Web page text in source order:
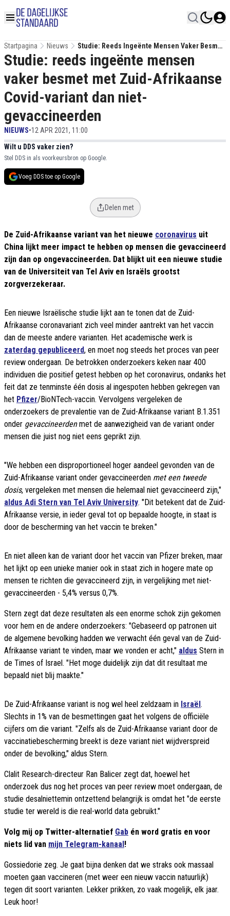
Startpagina Nieuws
Studie: Reeds Ingeënte Mensen Vaker Besmet
Met Zuid-Afrikaanse Covid-Variant Dan Niet-
Gevaccineerden
Studie: reeds ingeënte mensen
vaker besmet met Zuid-Afrikaanse
Covid-variant dan niet-
gevaccineerden
NIEUWS•12 APR 2021, 11:00
Wilt u DDS vaker zien?
Stel DDS in als voorkeursbron op Google.
Voeg DDS toe op Google
Delen met
De Zuid-Afrikaanse variant van het nieuwe coronavirus uit
China lijkt meer impact te hebben op mensen die gevaccineerd
zijn dan op ongevaccineerden. Dat blijkt uit een nieuwe studie
van de Universiteit van Tel Aviv en Israëls grootst
zorgverzekeraar.
Een nieuwe Israëlische studie lijkt aan te tonen dat de Zuid-
Afrikaanse coronavariant zich veel minder aantrekt van het vaccin
dan de meeste andere varianten. Het academische werk is
zaterdag gepubliceerd, en moet nog steeds het proces van peer
review ondergaan. De betrokken onderzoekers keken naar 400
individuen die positief getest hebben op het coronavirus, ondanks het
feit dat ze tenminste één dosis al ingespoten hebben gekregen van
het Pfizer/BioNTech-vaccin. Vervolgens vergeleken de
onderzoekers de prevalentie van de Zuid-Afrikaanse variant B.1.351
onder gevaccineerdenmet de aanwezigheid van de variant onder
mensen die juist nog niet eens geprikt zijn.
"We hebben een disproportioneel hoger aandeel gevonden van de
Zuid-Afrikaanse variant onder gevaccineerden met een tweede
dosis, vergeleken met mensen die helemaal niet gevaccineerd zijn,"
aldus Adi Stern van Tel Aviv University. "Dit betekent dat de Zuid-
Afrikaanse versie, in ieder geval tot op bepaalde hoogte, in staat is
door de bescherming van het vaccin te breken."
En niet alleen kan de variant door het vaccin van Pfizer breken, maar
het lijkt op een unieke manier ook in staat zich in hogere mate op
mensen te richten die gevaccineerd zijn, in vergelijking met niet-
gevaccineerden - 5,4% versus 0,7%.
Stern zegt dat deze resultaten als een enorme schok zijn gekomen
voor hem en de andere onderzoekers: "Gebaseerd op patronen uit
de algemene bevolking hadden we verwacht één geval van de Zuid-
Afrikaanse variant te vinden, maar we vonden er acht," aldus Stern in
de Times of Israel. "Het moge duidelijk zijn dat dit resultaat me
bepaald niet blij maakte."
De Zuid-Afrikaanse variant is nog wel heel zeldzaam in Israël .
Slechts in 1% van de besmettingen gaat het volgens de officiële
cijfers om die variant. "Zelfs als de Zuid-Afrikaanse variant door de
vaccinatiebescherming breekt is deze variant niet wijdverspreid
onder de bevolking," aldus Stern.
Clalit Research-directeur Ran Balicer zegt dat, hoewel het
onderzoek dus nog het proces van peer review moet ondergaan, de
studie desalniettemin ontzettend belangrijk is omdat het "de eerste
studie ter wereld is die real-world data gebruikt."
Volg mij op Twitter-alternatief Gab én word gratis en voor
niets lid van mijn Telegram-kanaal !
Gossiedorie zeg. Je gaat bijna denken dat we straks ook massaal
moeten gaan vaccineren (met weer een nieuw vaccin natuurlijk)
tegen dit soort varianten. Lekker prikken, zo vaak mogelijk, elk jaar.
Leuk hoor!